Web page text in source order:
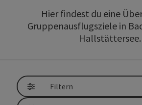
Hier findest du eine
Gruppenausflugsziele in
Hallstättersee.
Filtern